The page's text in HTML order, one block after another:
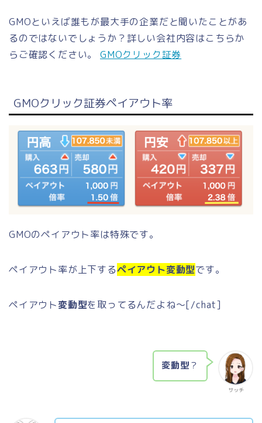
GMOといえば誰もが最大手の企業だと聞いたことがあ
るのではないでしょうか？ 詳しい会社内容はこちらか
らご確認ください。 GMOクリック証券
GMOクリック証券ペイアウト率
GMOのペイアウト率は特殊です。
ペイアウト率が上下するペイアウト変動型です。
ペイアウト変動型を取ってるんだよね〜[/chat]
サッチ
変動型？